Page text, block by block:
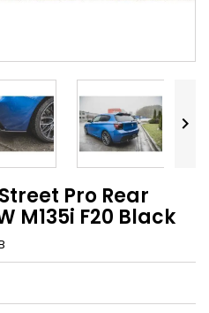

Pro Rear
M135i F20 Black